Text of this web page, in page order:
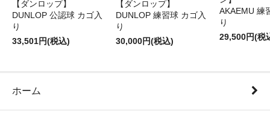
【ダンロップ】
DUNLOP 公認球 カゴ入
り
33,501円(税込)
【ダンロップ】
DUNLOP 練習球 カゴ入
り
30,000円(税込)
AKAEMU 練
り
29,500円(税
ホーム